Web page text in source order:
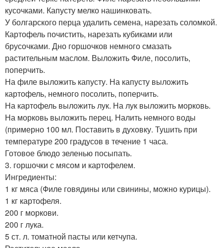
кусочками. Капусту мелко нашинковать.
У болгарского перца удалить семена, нарезать соломкой.
Картофель почистить, нарезать кубиками или
брусочками. Дно горшочков немного смазать
растительным маслом. Выложить Филе, посолить,
поперчить.
На филе выложить капусту. На капусту выложить
картофель, немного посолить, поперчить.
На картофель выложить лук. На лук выложить морковь.
На морковь выложить перец. Налить немного воды
(примерно 100 мл. Поставить в духовку. Тушить при
температуре 200 градусов в течение 1 часа.
Готовое блюдо зеленью посыпать.
3. горшочки с мясом и картофелем.
Ингредиенты:
1 кг мяса (Филе говядины или свинины, можно курицы).
1 кг картофеля.
200 г моркови.
200 г лука.
5 ст. л. томатной пасты или кетчупа.